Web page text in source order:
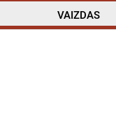
VAIZDAS
InC help_outline